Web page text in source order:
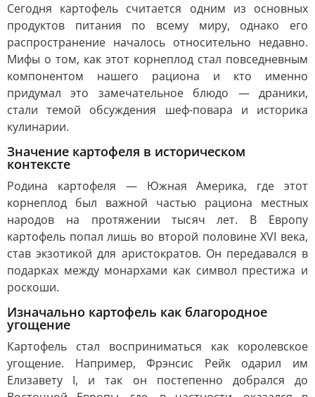
Сегодня картофель считается одним из основных
продуктов питания по всему миру, однако его
распространение началось относительно недавно.
Мифы о том, как этот корнеплод стал повседневным
компонентом нашего рациона и кто именно
придумал это замечательное блюдо — драники,
стали темой обсуждения шеф-повара и историка
кулинарии.
Значение картофеля в историческом
контексте
Родина картофеля — Южная Америка, где этот
корнеплод был важной частью рациона местных
народов на протяжении тысяч лет. В Европу
картофель попал лишь во второй половине XVI века,
став экзотикой для аристократов. Он передавался в
подарках между монархами как символ престижа и
роскоши.
Изначально картофель как благородное
угощение
Картофель стал восприниматься как королевское
угощение. Например, Фрэнсис Рейк одарил им
Елизавету I, и так он постепенно добрался до